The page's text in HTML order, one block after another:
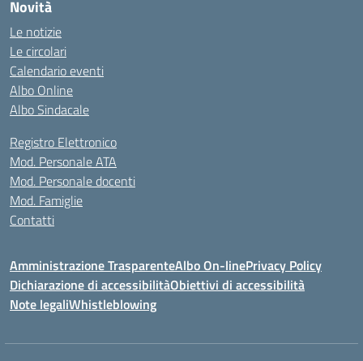
Novità
Le notizie
Le circolari
Calendario eventi
Albo Online
Albo Sindacale
Registro Elettronico
Mod. Personale ATA
Mod. Personale docenti
Mod. Famiglie
Contatti
Amministrazione TrasparenteAlbo On-linePrivacy Policy
Dichiarazione di accessibilitàObiettivi di accessibilità
Note legaliWhistleblowing